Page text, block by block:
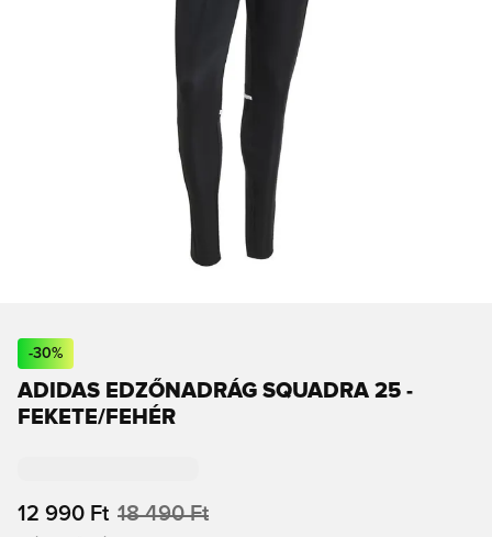
-30%
ADIDAS EDZŐNADRÁG SQUADRA 25 -
FEKETE/FEHÉR
12 990 Ft 18 490 Ft